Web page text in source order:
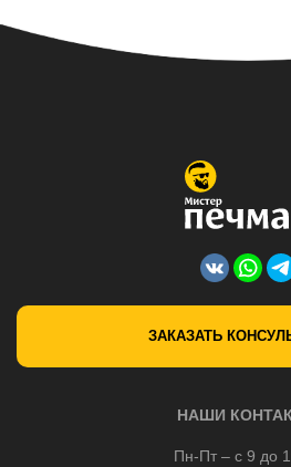
ЗАКАЗАТЬ
НАШИ
Пн-Пт – с 9 до